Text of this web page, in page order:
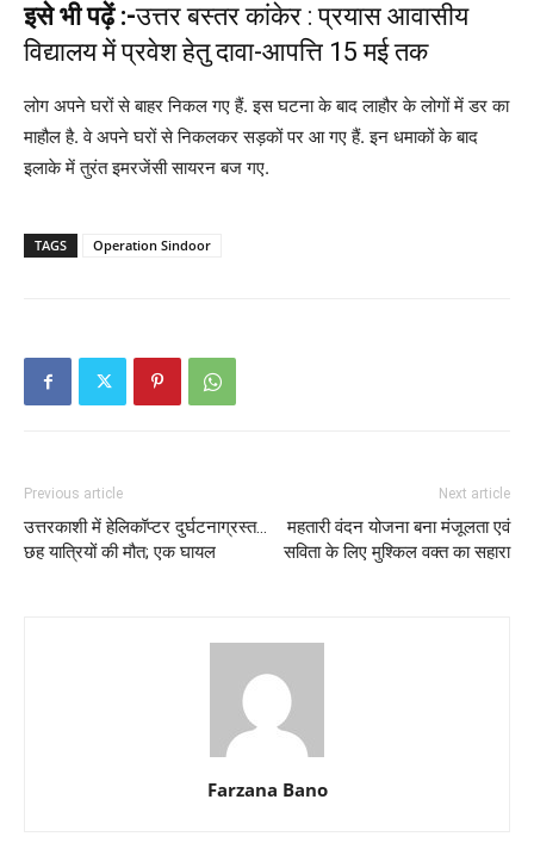
इसे भी पढ़ें :-उत्तर बस्तर कांकेर : प्रयास आवासीय
विद्यालय में प्रवेश हेतु दावा-आपत्ति 15 मई तक
लोग अपने घरों से बाहर निकल गए हैं. इस घटना के बाद लाहौर के लोगों में डर का
माहौल है. वे अपने घरों से निकलकर सड़कों पर आ गए हैं. इन धमाकों के बाद
इलाके में तुरंत इमरजेंसी सायरन बज गए.
TAGS Operation Sindoor
Previous article
उत्तरकाशी में हेलिकॉप्टर दुर्घटनाग्रस्त…
छह यात्रियों की मौत; एक घायल
Next article
महतारी वंदन योजना बना मंजूलता एवं
सविता के लिए मुश्किल वक्त का सहारा
Farzana Bano